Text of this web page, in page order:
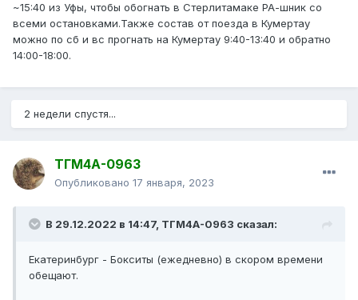
~15:40 из Уфы, чтобы обогнать в Стерлитамаке РА-шник со
всеми остановками.Также состав от поезда в Кумертау
можно по сб и вс прогнать на Кумертау 9:40-13:40 и обратно
14:00-18:00.
2 недели спустя...
ТГМ4А-0963
Опубликовано 17 января, 2023
В 29.12.2022 в 14:47, ТГМ4А-0963 сказал:
Екатеринбург - Бокситы (ежедневно) в скором времени
обещают.